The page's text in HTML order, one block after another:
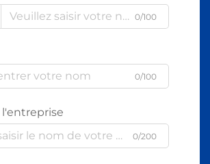
0/100
0/100
0/200